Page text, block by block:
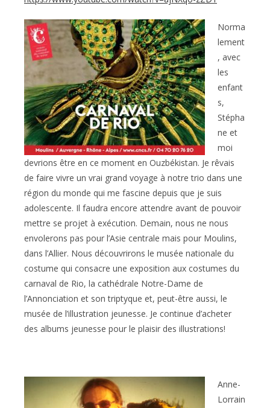
Norma
lement
, avec
les
enfant
s,
Stépha
ne et
moi
devrions être en ce moment en Ouzbékistan. Je rêvais
de faire vivre un vrai grand voyage à notre trio dans une
région du monde qui me fascine depuis que je suis
adolescente. Il faudra encore attendre avant de pouvoir
mettre se projet à exécution. Demain, nous ne nous
envolerons pas pour l’Asie centrale mais pour Moulins,
dans l’Allier. Nous découvrirons le musée nationale du
costume qui consacre une exposition aux costumes du
carnaval de Rio, la cathédrale Notre-Dame de
l’Annonciation et son triptyque et, peut-être aussi, le
musée de l’illustration jeunesse. Je continue d’acheter
des albums jeunesse pour le plaisir des illustrations!
Anne-
Lorrain